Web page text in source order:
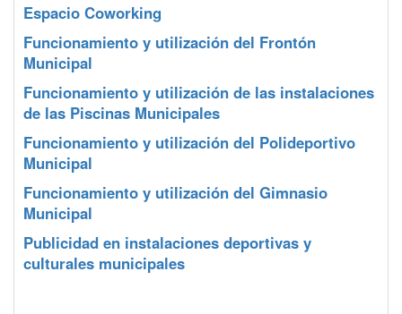
Espacio Coworking
Funcionamiento y utilización del Frontón
Municipal
Funcionamiento y utilización de las instalaciones
de las Piscinas Municipales
Funcionamiento y utilización del Polideportivo
Municipal
Funcionamiento y utilización del Gimnasio
Municipal
Publicidad en instalaciones deportivas y
culturales municipales